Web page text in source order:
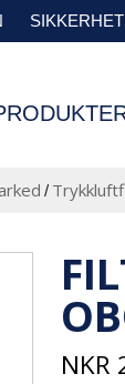
/
NKR